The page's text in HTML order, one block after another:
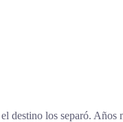
destino los separó. Años